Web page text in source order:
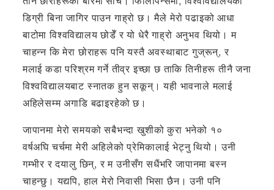
डिग्री बिना जागिर पाउन गाह्रो छ। मैले मेरो पढाइको आधा
बाटोमा विश्वविद्यालय छोडेँ र यो धेरै गाह्रो अनुभव थियो। म
चाहन्न कि मेरा छोराहरू पनि यस्तै अवस्थाबाट गुज्रून्, र
मलाई कडा परिश्रम गर्ने तीव्र इच्छा छ ताकि तिनीहरू तीनै जना
विश्वविद्यालयबाट स्नातक हुन सकून्। यही भावनाले मलाई
अहिलेसम्म अगाडि बढाइरहेको छ।
जापानमा मेरो समयको सबैभन्दा खुशीको कुरा भनेको १०
वर्षअघि चर्चमा मेरी अहिलेको प्रेमिकालाई भेट्नु थियो। उनी
गम्भीर र दयालु छिन्, र म उनीसँग सधैंभरि जापानमा बस्न
चाहन्छु। यद्यपि, हाल मेरो निवासी भिसा छैन। उनी पनि